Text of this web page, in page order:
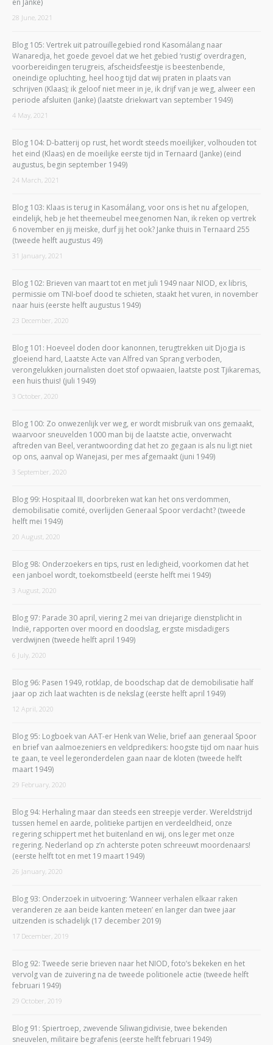
28 June, 2021
Blog 105: Vertrek uit patrouillegebied rond Kasomálang naar
Wanaredja, het goede gevoel dat we het gebied ‘rustig’ overdragen,
voorbereidingen terugreis, afscheidsfeestje is beestenbende,
oneindige opluchting, heel hoog tijd dat wij praten in plaats van
schrijven (Klaas); ik geloof niet meer in je, ik drijf van je weg, alweer een
periode afsluiten (Janke) (laatste driekwart van september 1949)
4 May, 2021
Blog 104: D-batterij op rust, het wordt steeds moeilijker, volhouden tot
het eind (Klaas) en de moeilijke eerste tijd in Ternaard (Janke) (eind
augustus, begin september 1949)
24 March, 2021
Blog 103: Klaas is terug in Kasomálang, voor ons is het nu afgelopen,
eindelijk, heb je het theemeubel meegenomen Nan, ik reken op vertrek
6 november en jij meiske, durf jij het ook? Janke thuis in Ternaard 255
(tweede helft augustus 49)
31 January, 2021
Blog 102: Brieven van maart tot en met juli 1949 naar NIOD, ex libris,
permissie om TNI-boef dood te schieten, staakt het vuren, in november
naar huis (eerste helft augustus 1949)
23 December, 2020
Blog 101: Hoeveel doden door kanonnen, terugtrekken uit Djogja is
gloeiend hard, Laatste Acte van Alfred van Sprang verboden,
verongelukken journalisten doet stof opwaaien, laatste post Tjikaremas,
een huis thuis! (juli 1949)
3 October, 2020
Blog 100: Zo onwezenlijk ver weg, er wordt misbruik van ons gemaakt,
waarvoor sneuvelden 1000 man bij de laatste actie, onverwacht
aftreden van Beel, verantwoording dat het zo gegaan is als nu ligt niet
op ons, aanval op Wanejasi, per mes afgemaakt (juni 1949)
3 September, 2020
Blog 99: Hospitaal III, doorbreken wat kan het ons verdommen,
demobilisatie comité, overlijden Generaal Spoor verdacht? (tweede
helft mei 1949)
20 August, 2020
Blog 98: Onderzoekers en tips, rust en ledigheid, voorkomen dat het
een janboel wordt, toekomstbeeld (eerste helft mei 1949)
3 August, 2020
Blog 97: Parade 30 april, viering 2 mei van driejarige dienstplicht in
Indië, rapporten over moord en doodslag, ergste misdadigers
verdwijnen (tweede helft april 1949)
6 July, 2020
Blog 96: Pasen 1949, rotklap, de boodschap dat de demobilisatie half
jaar op zich laat wachten is de nekslag (eerste helft april 1949)
12 April, 2020
Blog 95: Logboek van AAT-er Henk van Welie, brief aan generaal Spoor
en brief van aalmoezeniers en veldpredikers: hoogste tijd om naar huis
te gaan, te veel legeronderdelen gaan naar de kloten (tweede helft
maart 1949)
29 February, 2020
Blog 94: Herhaling maar dan steeds een streepje verder. Wereldstrijd
tussen hemel en aarde, politieke partijen en verdeeldheid, onze
regering schippert met het buitenland en wij, ons leger met onze
regering. Nederland op z’n achterste poten schreeuwt moordenaars!
(eerste helft tot en met 19 maart 1949)
26 January, 2020
Blog 93: Onderzoek in uitvoering: ‘Wanneer verhalen elkaar raken
veranderen ze aan beide kanten meteen’ en langer dan twee jaar
uitzenden is schadelijk (17 december 2019)
17 December, 2019
Blog 92: Tweede serie brieven naar het NIOD, foto’s bekeken en het
vervolg van de zuivering na de tweede politionele actie (tweede helft
februari 1949)
29 October, 2019
Blog 91: Spiertroep, zwevende Siliwangidivisie, twee bekenden
sneuvelen, militaire begrafenis (eerste helft februari 1949)